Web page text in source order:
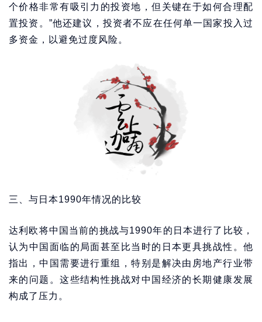
个价格非常有吸引力的投资地，但关键在于如何合理配
置投资。”他还建议，投资者不应在任何单一国家投入过
多资金，以避免过度风险。
三、与日本1990年情况的比较
达利欧将中国当前的挑战与1990年的日本进行了比较，
认为中国面临的局面甚至比当时的日本更具挑战性。他
指出，中国需要进行重组，特别是解决由房地产行业带
来的问题。这些结构性挑战对中国经济的长期健康发展
构成了压力。